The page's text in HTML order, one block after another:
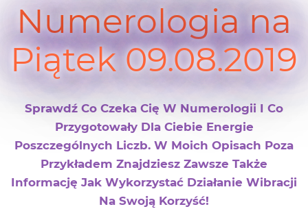
Numerologia na
Piątek 09.08.2019
Sprawdź Co Czeka Cię W Numerologii I Co
Przygotowały Dla Ciebie Energie
Poszczególnych Liczb. W Moich Opisach Poza
Przykładem Znajdziesz Zawsze Także
Informację Jak Wykorzystać Działanie Wibracji
Na Swoją Korzyść!